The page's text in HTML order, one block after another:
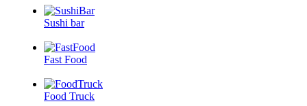
Sushi bar
Fast Food
Food Truck